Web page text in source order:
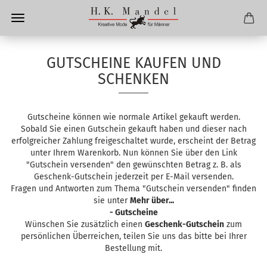
GUTSCHEINE KAUFEN UND
SCHENKEN
Gutscheine können wie normale Artikel gekauft werden.
Sobald Sie einen Gutschein gekauft haben und dieser nach
erfolgreicher Zahlung freigeschaltet wurde, erscheint der Betrag
unter Ihrem Warenkorb. Nun können Sie über den Link
"Gutschein versenden" den gewünschten Betrag z. B. als
Geschenk-Gutschein jederzeit per E-Mail versenden.
Fragen und Antworten zum Thema "Gutschein versenden" finden
sie unterMehr über...
- Gutscheine
Wünschen Sie zusätzlich einen Geschenk-Gutschein zum
persönlichen Überreichen, teilen Sie uns das bitte bei Ihrer
Bestellung mit.